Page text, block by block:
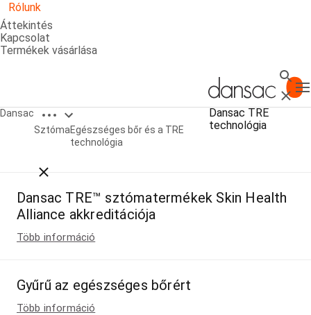
Rólunk
Áttekintés
Kapcsolat
Termékek vásárlása
Dansac Open breadcrumbs
Close breadcrumbs
SztómaEgészséges bőr és a TRE
technológia
Dansac TRE
technológia
Dansac TRE technológia
Dansac TRE™ sztómatermékek Skin Health
Alliance akkreditációja
Több információ
Gyűrű az egészséges bőrért
Több információ